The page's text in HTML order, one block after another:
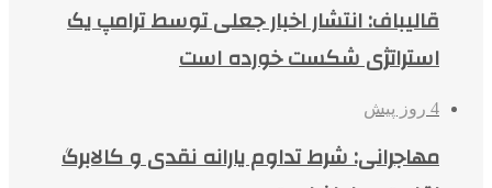
قالیباف: انتشار اخبار جعلی توسط ترامپ یک
استراتژی شکست خورده است
4 روز پیش
مهاجرانی: شرط تداوم یارانه نقدی و کالابرگ